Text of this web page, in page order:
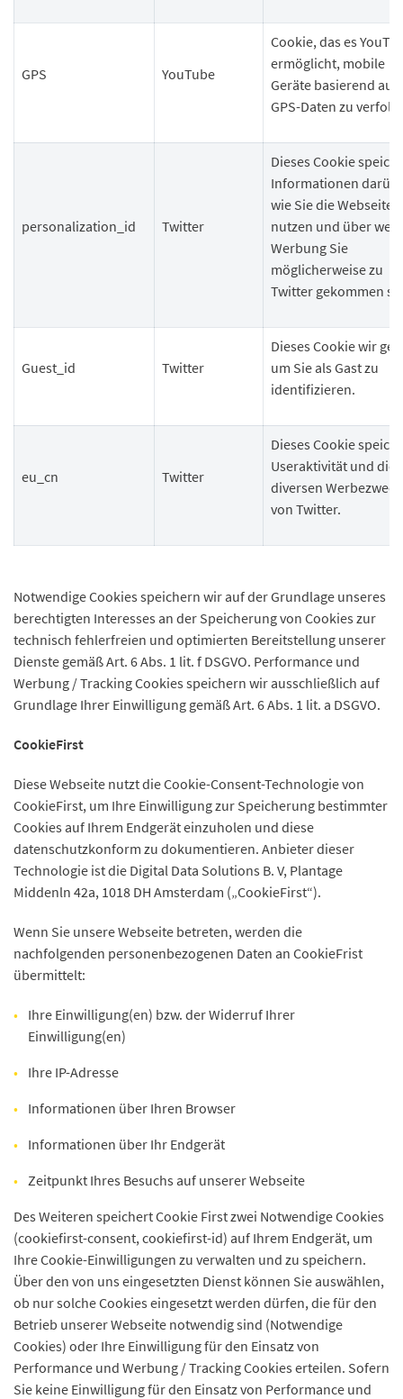
GPS YouTube
Cookie, das es
ermöglicht, mobile
Geräte basierend auf
GPS-Daten zu
personalization_id Twitter
Dieses Cookie
Informationen
wie Sie die Webseite
nutzen und über
Werbung Sie
möglicherweise zu
Twitter gekommen
Guest_id Twitter
Dieses Cookie wir
um Sie als Gast zu
identifizieren.
eu_cn Twitter
Dieses Cookie
Useraktivität und
diversen
von Twitter.
Notwendige Cookies speichern wir auf der Grundlage unseres
berechtigten Interesses an der Speicherung von Cookies zur
technisch fehlerfreien und optimierten Bereitstellung unserer
Dienste gemäß Art. 6 Abs. 1 lit. f DSGVO. Performance und
Werbung / Tracking Cookies speichern wir ausschließlich auf
Grundlage Ihrer Einwilligung gemäß Art. 6 Abs. 1 lit. a DSGVO.
CookieFirst
Diese Webseite nutzt die Cookie-Consent-Technologie von
CookieFirst, um Ihre Einwilligung zur Speicherung bestimmter
Cookies auf Ihrem Endgerät einzuholen und diese
datenschutzkonform zu dokumentieren. Anbieter dieser
Technologie ist die Digital Data Solutions B. V, Plantage
Middenln 42a, 1018 DH Amsterdam („CookieFirst“).
Wenn Sie unsere Webseite betreten, werden die
nachfolgenden personenbezogenen Daten an CookieFrist
übermittelt:
Ihre Einwilligung(en) bzw. der Widerruf Ihrer
Einwilligung(en)
Ihre IP-Adresse
Informationen über Ihren Browser
Informationen über Ihr Endgerät
Zeitpunkt Ihres Besuchs auf unserer Webseite
Des Weiteren speichert Cookie First zwei Notwendige Cookies
(cookiefirst-consent, cookiefirst-id) auf Ihrem Endgerät, um
Ihre Cookie-Einwilligungen zu verwalten und zu speichern.
Über den von uns eingesetzten Dienst können Sie auswählen,
ob nur solche Cookies eingesetzt werden dürfen, die für den
Betrieb unserer Webseite notwendig sind (Notwendige
Cookies) oder Ihre Einwilligung für den Einsatz von
Performance und Werbung / Tracking Cookies erteilen. Sofern
Sie keine Einwilligung für den Einsatz von Performance und